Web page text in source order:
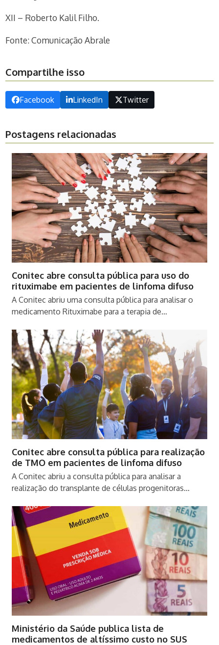
XII – Roberto Kalil Filho.
Fonte: Comunicação Abrale
Compartilhe isso
Facebook LinkedIn Twitter
Postagens relacionadas
Conitec abre consulta pública para uso do
rituximabe em pacientes de linfoma difuso
A Conitec abriu uma consulta pública para analisar o
medicamento Rituximabe para a terapia de…
Conitec abre consulta pública para realização
de TMO em pacientes de linfoma difuso
A Conitec abriu a consulta pública para analisar a
realização do transplante de células progenitoras…
Ministério da Saúde publica lista de
medicamentos de altíssimo custo no SUS